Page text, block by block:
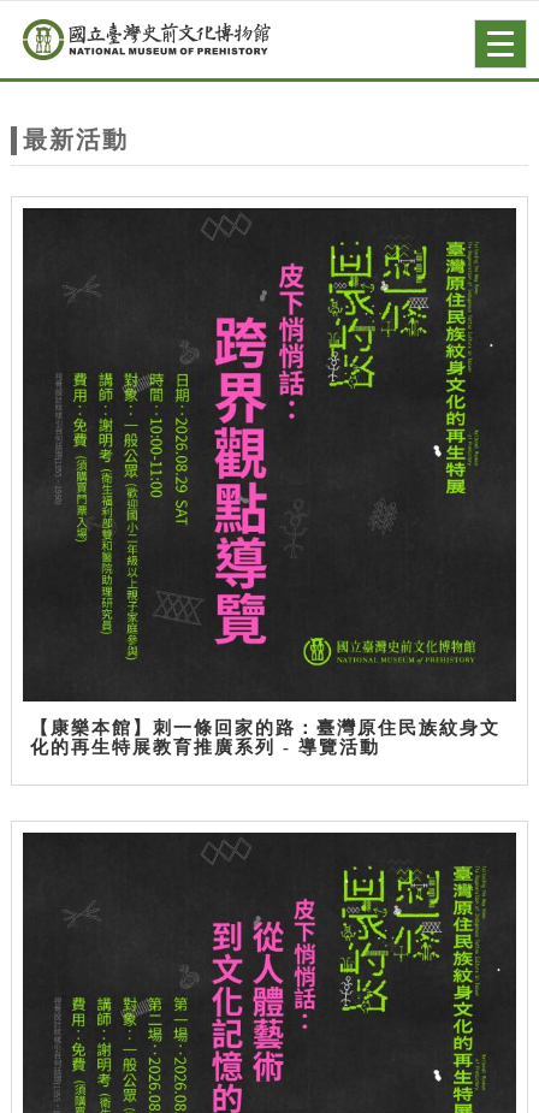
站
主
跳到主要內容
網站導覽
最新活動
【康樂本館】刺一條回家的路：臺灣原住民族紋身文
化的再生特展教育推廣系列 - 導覽活動